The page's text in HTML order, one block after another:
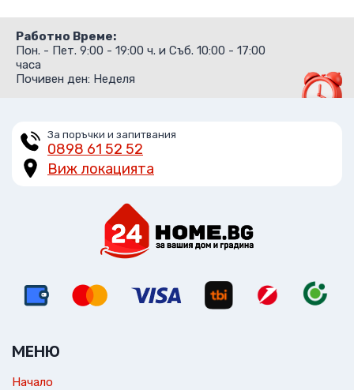
Работно Време:
Пон. - Пет. 9:00 - 19:00 ч. и Съб. 10:00 - 17:00
часа
Почивен ден: Неделя
За поръчки и запитвания
0898 61 52 52
Виж локацията
МЕНЮ
Начало